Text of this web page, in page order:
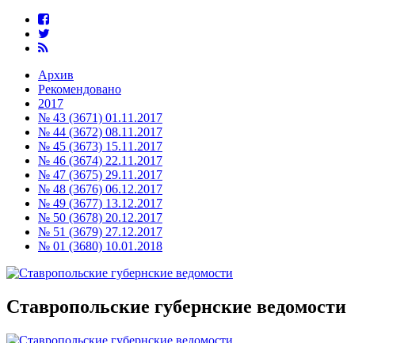
Архив
Рекомендовано
2017
№ 43 (3671) 01.11.2017
№ 44 (3672) 08.11.2017
№ 45 (3673) 15.11.2017
№ 46 (3674) 22.11.2017
№ 47 (3675) 29.11.2017
№ 48 (3676) 06.12.2017
№ 49 (3677) 13.12.2017
№ 50 (3678) 20.12.2017
№ 51 (3679) 27.12.2017
№ 01 (3680) 10.01.2018
Ставропольские губернские ведомости